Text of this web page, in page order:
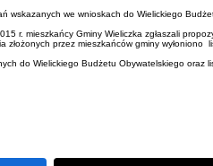
wskazanych we wnioskach do Wielickiego
r. mieszkańcy Gminy Wieliczka zgłaszali
złożonych przez mieszkańców gminy
do Wielickiego Budżetu Obywatelskiego